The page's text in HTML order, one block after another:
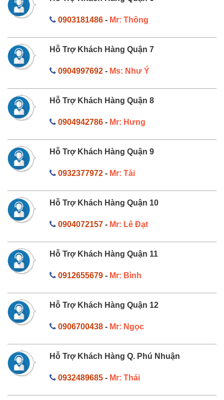
0903181486- Mr: Thông
Hỗ Trợ Khách Hàng Quận 7
0904997692- Ms: Như Ý
Hỗ Trợ Khách Hàng Quận 8
0904942786- Mr: Hưng
Hỗ Trợ Khách Hàng Quận 9
0932377972- Mr: Tài
Hỗ Trợ Khách Hàng Quận 10
0904072157- Mr: Lê Đạt
Hỗ Trợ Khách Hàng Quận 11
0912655679- Mr: Bình
Hỗ Trợ Khách Hàng Quận 12
0906700438- Mr: Ngọc
Hỗ Trợ Khách Hàng Q. Phú Nhuận
0932489685- Mr: Thái